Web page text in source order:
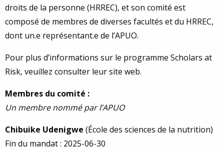
droits de la personne (HRREC), et son comité est
composé de membres de diverses facultés et du HRREC,
dont un.e représentant.e de l’APUO.
Pour plus d’informations sur le programme Scholars at
Risk, veuillez consulter leur site web.
Membres du comité :
Un membre nommé par l’APUO
Chibuike Udenigwe (École des sciences de la nutrition)
Fin du mandat : 2025-06-30